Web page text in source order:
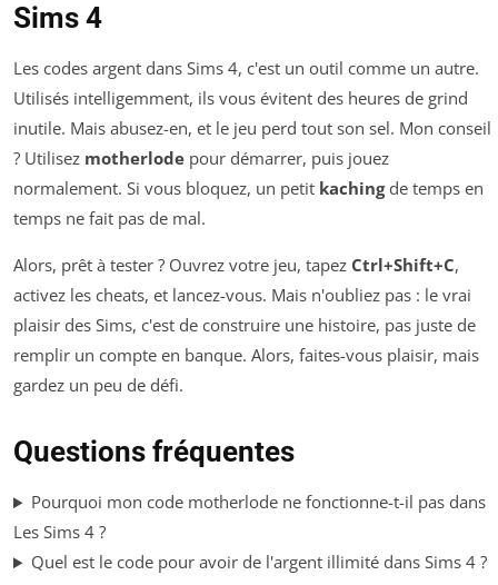
Sims 4
Les codes argent dans Sims 4, c'est un outil comme un autre.
Utilisés intelligemment, ils vous évitent des heures de grind
inutile. Mais abusez-en, et le jeu perd tout son sel. Mon conseil
? Utilisez motherlode pour démarrer, puis jouez
normalement. Si vous bloquez, un petit kachingde temps en
temps ne fait pas de mal.
Alors, prêt à tester ? Ouvrez votre jeu, tapez Ctrl+Shift+C,
activez les cheats, et lancez-vous. Mais n'oubliez pas : le vrai
plaisir des Sims, c'est de construire une histoire, pas juste de
remplir un compte en banque. Alors, faites-vous plaisir, mais
gardez un peu de défi.
Questions fréquentes
Pourquoi mon code motherlode ne fonctionne-t-il pas dans
Les Sims 4 ?
Quel est le code pour avoir de l'argent illimité dans Sims 4 ?